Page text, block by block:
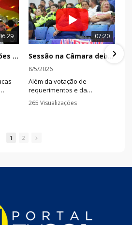
Centro de Convenções lotado marca oficialização de aliança partidária para a disputa eleitoral na PB
07:20
Sessão na Câmara debate trânsito, reivindicações de servidores e aprecia projetos nesta terça
8/5/2026
Além da votação de
requerimentos e da
apresentação de títulos de
cidadão, a sessão contou
aplicadas no município,
de servidores públicos
265 Visualizações
1 2